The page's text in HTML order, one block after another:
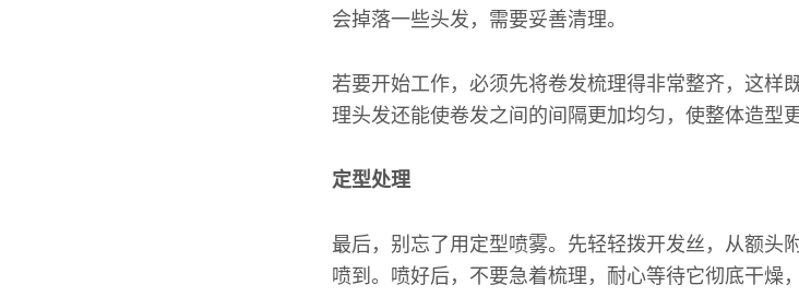
会掉落一些头发，需要妥善清理。
若要开始工作，必须先将卷发梳理得非常整齐，这样
理头发还能使卷发之间的间隔更加均匀，使整体造型
定型处理
最后，别忘了用定型喷雾。先轻轻拨开发丝，从额头
喷到。喷好后，不要急着梳理，耐心等待它彻底干燥